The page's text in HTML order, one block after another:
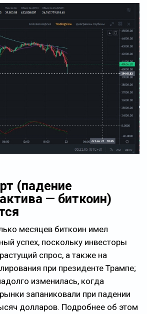
(падение
— биткоин)
месяцев биткоин имел
успех, поскольку инвесторы
спрос, а также на
при президенте Трампе;
изменилась, когда
запаниковали при падении
долларов. Подробнее об этом